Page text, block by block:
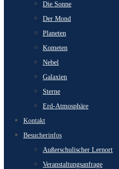
Die Sonne
Der Mond
Planeten
Kometen
Nebel
Galaxien
Sterne
Erd-Atmosphäre
Kontakt
Besucherinfos
Außerschulischer Lernort
Veranstaltungsanfrage